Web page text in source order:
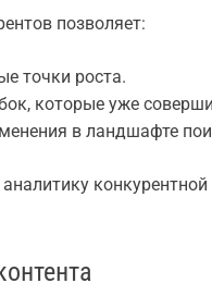
позволяет:
точки роста.
которые уже
в ландшафте